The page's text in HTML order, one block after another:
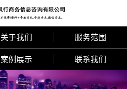
关于我们 服务范围
案例展示 联系我们